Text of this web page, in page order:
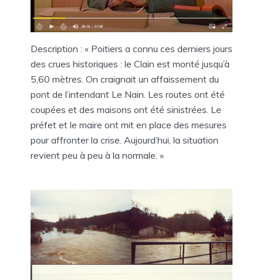
Description : « Poitiers a connu ces derniers jours
des crues historiques : le Clain est monté jusqu’à
5,60 mètres. On craignait un affaissement du
pont de l’intendant Le Nain. Les routes ont été
coupées et des maisons ont été sinistrées. Le
préfet et le maire ont mit en place des mesures
pour affronter la crise. Aujourd’hui, la situation
revient peu à peu à la normale. »